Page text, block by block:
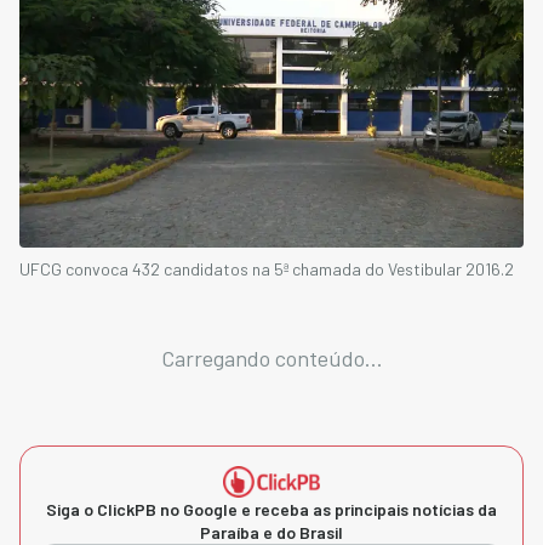
UFCG convoca 432 candidatos na 5ª chamada do Vestibular 2016.2
Carregando conteúdo...
Siga o ClickPB no Google e receba as principais notícias da
Paraíba e do Brasil